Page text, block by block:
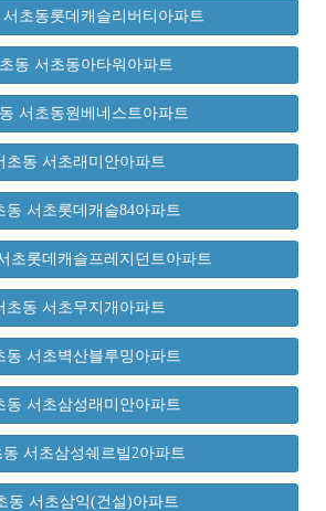
초동롯데캐슬리버티아파트
동 서초동아타워아파트
서초동원베네스트아파트
초동 서초래미안아파트
동 서초롯데캐슬84아파트
초롯데캐슬프레지던트아파트
초동 서초무지개아파트
동 서초벽산블루밍아파트
동 서초삼성래미안아파트
동 서초삼성쉐르빌2아파트
동 서초삼익(건설)아파트